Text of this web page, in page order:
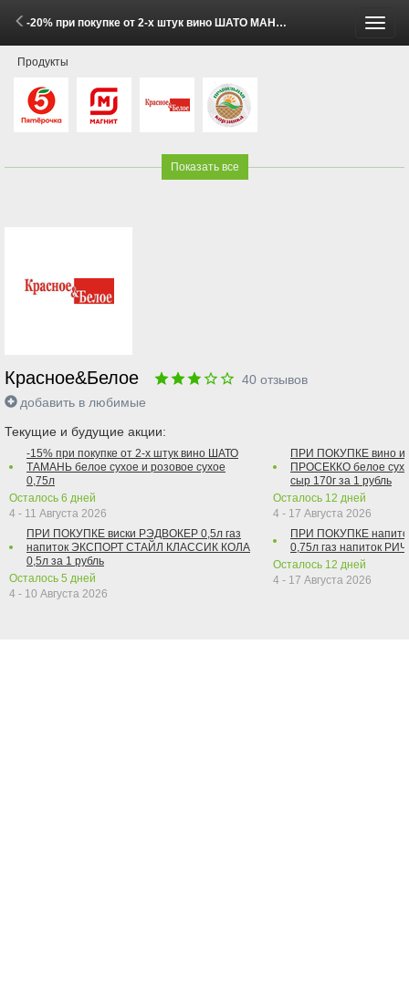
-20% при покупке от 2-х штук вино ШАТО МАНАВИ в ассортименте 0.75л (27 Мая - 8 Июня 2026)
Продукты
Показать все
Красное&Белое 40 отзывов
добавить в любимые
Текущие и будущие акции:
-15% при покупке от 2-х штук вино ШАТО
ТАМАНЬ белое сухое и розовое сухое
0,75л
Осталось 6 дней
4 - 11 Августа 2026
ПРИ ПОКУПКЕ виски РЭДВОКЕР 0,5л газ
напиток ЭКСПОРТ СТАЙЛ КЛАССИК КОЛА
0,5л за 1 рубль
Осталось 5 дней
4 - 10 Августа 2026
ПРИ ПОКУПКЕ вино
ПРОСЕККО белое
сыр 170г за 1 рубль
Осталось 12 дней
4 - 17 Августа 2026
ПРИ ПОКУПКЕ
0,75л газ напиток
Осталось 12 дней
4 - 17 Августа 2026